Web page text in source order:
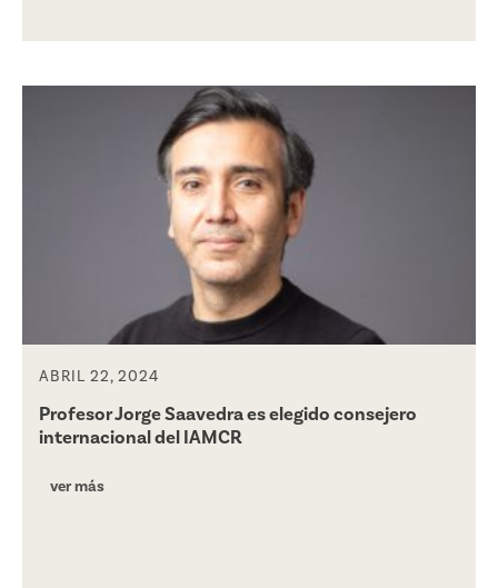
ABRIL 22, 2024
Profesor Jorge Saavedra es elegido consejero
internacional del IAMCR
ver más